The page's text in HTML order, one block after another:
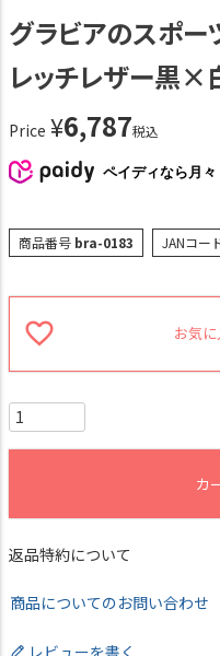
グラビアのスポー
レッチレザー黒×
Price ¥6,787税込
ペイディなら月々
商品番号 bra-0183 JANコー
お気
カ
返品特約について
商品についてのお問い合わせ
レビューを書く